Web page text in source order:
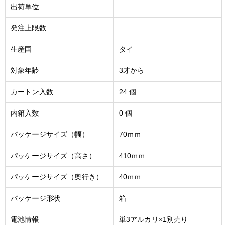
出荷単位
発注上限数
生産国 タイ
対象年齢 3才から
カートン入数 24 個
内箱入数 0 個
パッケージサイズ（幅） 70ｍｍ
パッケージサイズ（高さ） 410ｍｍ
パッケージサイズ（奥行き） 40ｍｍ
パッケージ形状 箱
電池情報 単3アルカリ×1別売り